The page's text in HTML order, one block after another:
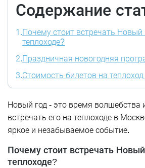
Содержание
1.Почему стоит встречать Новый
теплоходе?
2.Праздничная новогодняя
3.Стоимость билетов на
Новый год - это время волшебства
встречать его на теплоходе в
яркое и незабываемое событие.
Почему стоит встречать
теплоходе?